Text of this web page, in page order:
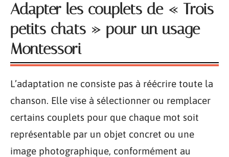
Adapter les couplets de « Trois
petits chats » pour un usage
Montessori
L’adaptation ne consiste pas à réécrire toute la
chanson. Elle vise à sélectionner ou remplacer
certains couplets pour que chaque mot soit
représentable par un objet concret ou une
image photographique, conformément au